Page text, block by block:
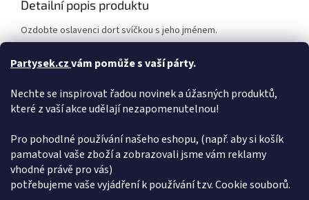
Partysek.czvám pomůže s vaší párty.
Nechte se inspirovat řadou novinek a úžasných produktů,
které z vaší akce udělají nezapomenutelnou!
Pro pohodlné používání našeho eshopu, (např. aby si košík
pamatoval vaše zboží a zobrazovali jsme vám reklamy
vhodné právě pro vás)
potřebujeme vaše vyjádření k používání tzv. Cookie souborů.
Detailní popis produktu
Ozdobte oslavenci dort svíčkou s jeho jménem.
Vybrat si můžete z již vytvořených jmen, nebo si složit vlastní
nápis z jednotlivých svíček.
Dortové svíčky jsou zdravotně nezávadné. Byly testovány pro
styk s potravinami.
Výška písmen 2,5 cm.
Doplňkové parametry
Kategorie: Svíčky